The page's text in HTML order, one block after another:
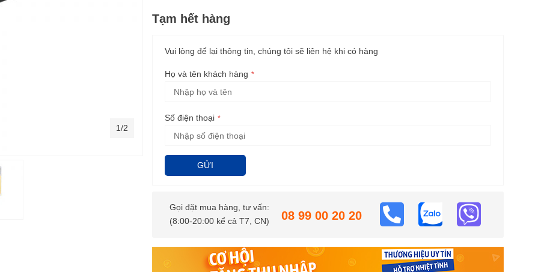
Tạm hết hàng
Vui lòng để lại thông tin, chúng tôi sẽ liên hệ khi có hàng
Họ và tên khách hàng
Số điện thoại
GỬI
Gọi đặt mua hàng, tư vấn:
(8:00-20:00 kể cả T7, CN)
08 99 00 20 20
1/2